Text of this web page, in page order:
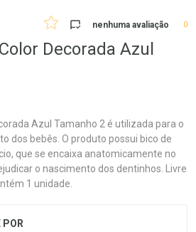
nenhuma avaliação 0
Decorada Azul
Azul Tamanho 2 é utilizada para o
dos bebês. O produto possui bico de
que se encaixa anatomicamente no
o nascimento dos dentinhos. Livre
1 unidade.